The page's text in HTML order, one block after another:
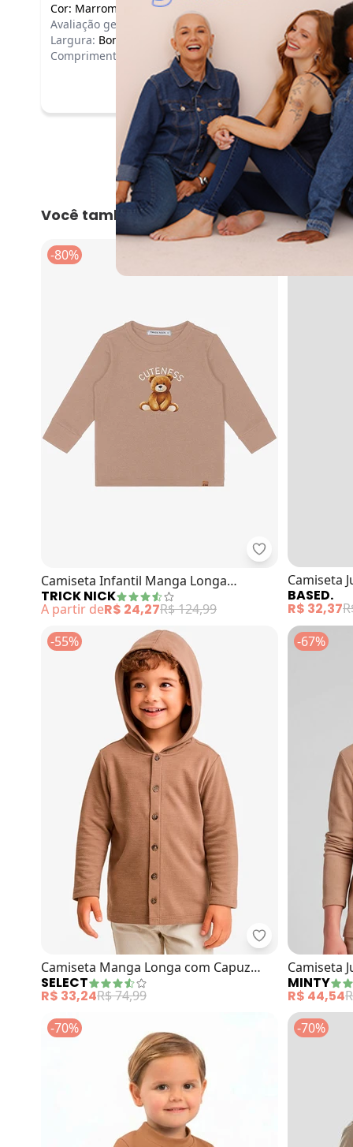
Cor: Marrom
Avaliação geral do produto: Ótimo
Largura: Bom
Comprimento:
Você também pode gostar
-80%
Trick Nick -
Camiseta Infantil Manga Longa
(Marrom)
TRICK NICK
A partir deR$ 24,27R$ 124,99
Camiseta
Longa
BASED.
R$ 32,37
-55%
Select -
Camiseta Manga Longa com Capuz
(Marrom)
SELECT
R$ 33,24R$ 74,99
-67%
Camiseta
MINTY
R$ 44,54
-70%
-70%